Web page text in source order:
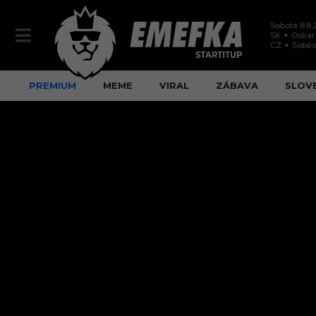
Sobota
SK
Oskar
CZ
PREMIUM MEME VIRAL ZÁBAVA